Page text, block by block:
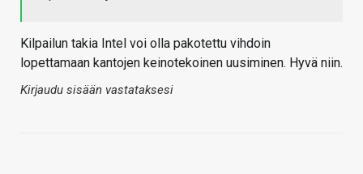
Kilpailun takia Intel voi olla pakotettu vihdoin
lopettamaan kantojen keinotekoinen uusiminen. Hyvä niin.
Kirjaudu sisään vastataksesi